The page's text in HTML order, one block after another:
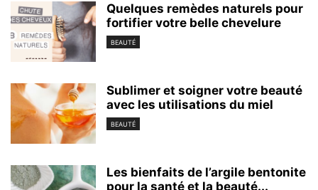
Quelques remèdes naturels pour
fortifier votre belle chevelure
BEAUTÉ
Sublimer et soigner votre beauté
avec les utilisations du miel
BEAUTÉ
Les bienfaits de l’argile bentonite
pour la santé et la beauté...